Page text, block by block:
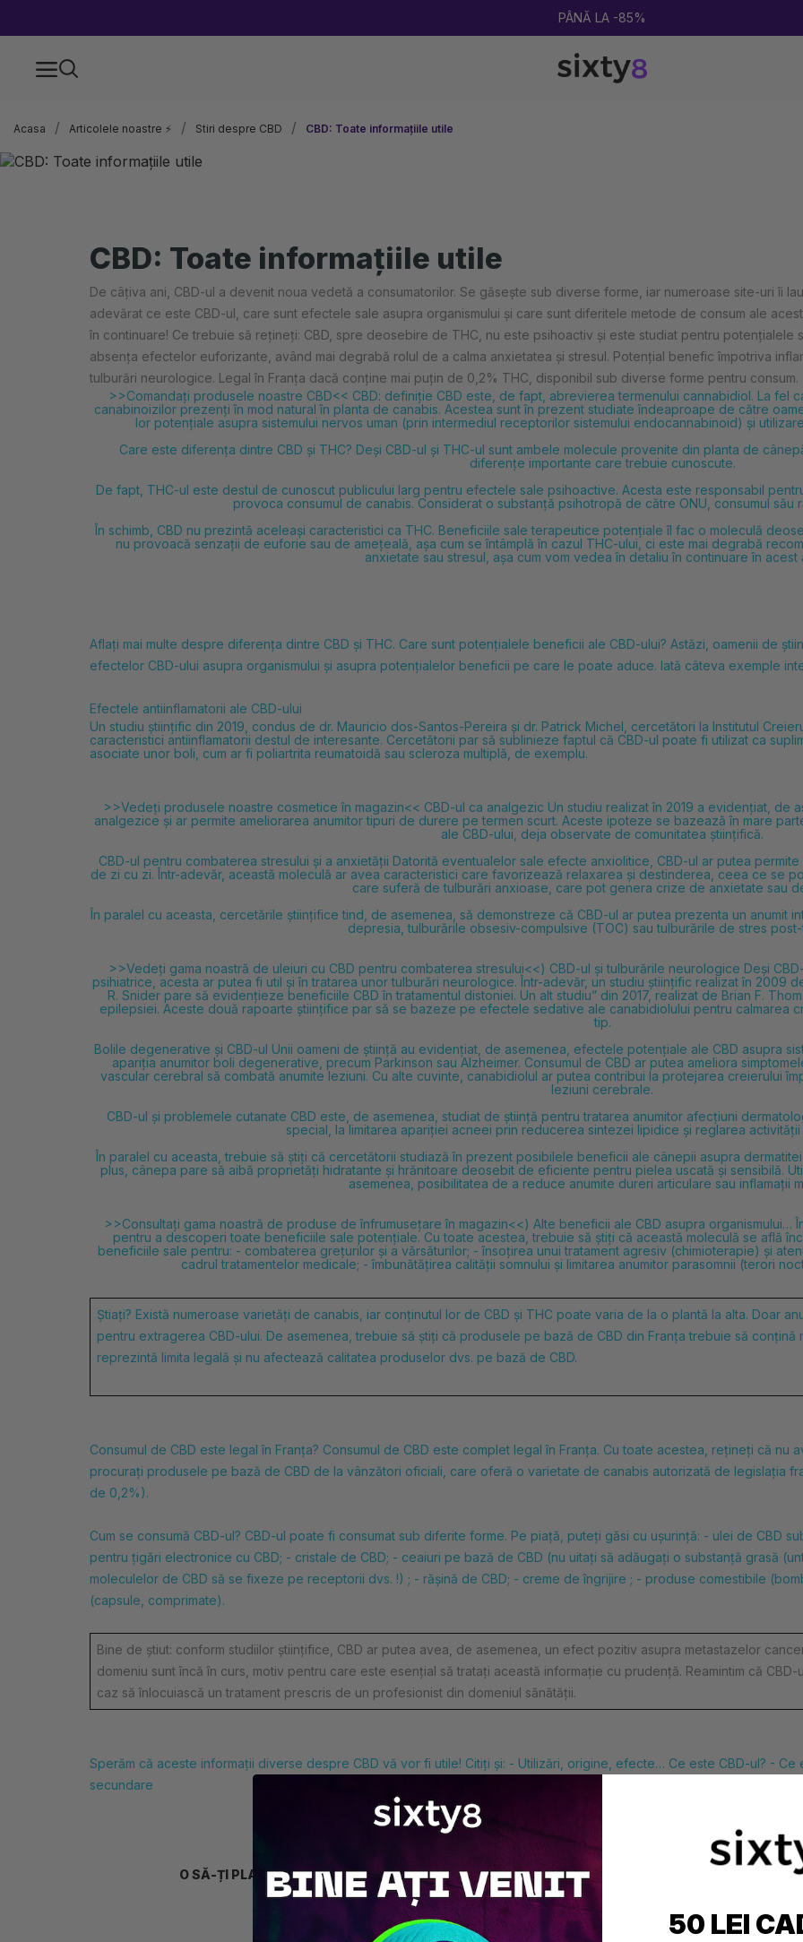
2 CUMPĂRATE = 1 CADOU
Acasa Articolele noastre ⚡ Stiri despre CBD CBD: Toate informațiile utile
CBD: Toate informațiile utile
De câțiva ani, CBD-ul a devenit noua vedetă a consumatorilor. Se găsește sub diverse forme, iar numeroase site-uri îi
adevărat ce este CBD-ul, care sunt efectele sale asupra organismului și care sunt diferitele metode de consum ale
în continuare! Ce trebuie să rețineți: CBD, spre deosebire de THC, nu este psihoactiv și este studiat pentru
absența efectelor euforizante, având mai degrabă rolul de a calma anxietatea și stresul. Potențial benefic împotriva
tulburări neurologice. Legal în Franța dacă conține mai puțin de 0,2% THC, disponibil sub diverse forme pentru consum.
>>Comandați produsele noastre CBD<< CBD: definiție CBD este, de fapt, abrevierea termenului cannabidiol. La fel
canabinoizilor prezenți în mod natural în planta de canabis. Acestea sunt în prezent studiate îndeaproape de către
lor potențiale asupra sistemului nervos uman (prin intermediul receptorilor sistemului endocannabinoid) și
Care este diferența dintre CBD și THC? Deși CBD-ul și THC-ul sunt ambele molecule provenite din planta de
diferențe importante care trebuie cunoscute.
De fapt, THC-ul este destul de cunoscut publicului larg pentru efectele sale psihoactive. Acesta este responsabil
provoca consumul de canabis. Considerat o substanță psihotropă de către ONU, consumul său
În schimb, CBD nu prezintă aceleași caracteristici ca THC. Beneficiile sale terapeutice potențiale îl fac o moleculă
nu provoacă senzații de euforie sau de amețeală, așa cum se întâmplă în cazul THC-ului, ci este mai degrabă
anxietate sau stresul, așa cum vom vedea în detaliu în continuare în acest
Aflați mai multe despre diferența dintre CBD și THC. Care sunt potențialele beneficii ale CBD-ului? Astăzi, oamenii de
efectelor CBD-ului asupra organismului și asupra potențialelor beneficii pe care le poate aduce. Iată câteva exemple
Efectele antiinflamatorii ale CBD-ului
Un studiu științific din 2019, condus de dr. Mauricio dos-Santos-Pereira și dr. Patrick Michel, cercetători la Institutul
caracteristici antiinflamatorii destul de interesante. Cercetătorii par să sublinieze faptul că CBD-ul poate fi utilizat ca
asociate unor boli, cum ar fi poliartrita reumatoidă sau scleroza multiplă, de exemplu.
>>Vedeți produsele noastre cosmetice în magazin<< CBD-ul ca analgezic Un studiu realizat în 2019 a evidențiat, de
analgezice și ar permite ameliorarea anumitor tipuri de durere pe termen scurt. Aceste ipoteze se bazează în mare
ale CBD-ului, deja observate de comunitatea științifică.
CBD-ul pentru combaterea stresului și a anxietății Datorită eventualelor sale efecte anxiolitice, CBD-ul ar putea
de zi cu zi. Într-adevăr, această moleculă ar avea caracteristici care favorizează relaxarea și destinderea, ceea ce se
care suferă de tulburări anxioase, care pot genera crize de anxietate sau
În paralel cu aceasta, cercetările științifice tind, de asemenea, să demonstreze că CBD-ul ar putea prezenta un anumit
depresia, tulburările obsesiv-compulsive (TOC) sau tulburările de stres post-
>>Vedeți gama noastră de uleiuri cu CBD pentru combaterea stresului<<) CBD-ul și tulburările neurologice Deși
psihiatrice, acesta ar putea fi util și în tratarea unor tulburări neurologice. Într-adevăr, un studiu științific realizat în 2009
R. Snider pare să evidențieze beneficiile CBD în tratamentul distoniei. Un alt studiu” din 2017, realizat de Brian F.
epilepsiei. Aceste două rapoarte științifice par să se bazeze pe efectele sedative ale canabidiolului pentru calmarea
tip.
Bolile degenerative și CBD-ul Unii oameni de știință au evidențiat, de asemenea, efectele potențiale ale CBD asupra
apariția anumitor boli degenerative, precum Parkinson sau Alzheimer. Consumul de CBD ar putea ameliora
vascular cerebral să combată anumite leziuni. Cu alte cuvinte, canabidiolul ar putea contribui la protejarea creierului
leziuni cerebrale.
CBD-ul și problemele cutanate CBD este, de asemenea, studiat de știință pentru tratarea anumitor afecțiuni
special, la limitarea apariției acneei prin reducerea sintezei lipidice și reglarea
În paralel cu aceasta, trebuie să știți că cercetătorii studiază în prezent posibilele beneficii ale cânepii asupra
plus, cânepa pare să aibă proprietăți hidratante și hrănitoare deosebit de eficiente pentru pielea uscată și sensibilă.
asemenea, posibilitatea de a reduce anumite dureri articulare sau inflamații
>>Consultați gama noastră de produse de înfrumusețare în magazin<<) Alte beneficii ale CBD asupra organismului…
pentru a descoperi toate beneficiile sale potențiale. Cu toate acestea, trebuie să știți că această moleculă se află
beneficiile sale pentru: - combaterea grețurilor și a vărsăturilor; - însoțirea unui tratament agresiv (chimioterapie) și
cadrul tratamentelor medicale; - îmbunătățirea calității somnului și limitarea anumitor parasomnii (terori
Știați? Există numeroase varietăți de canabis, iar conținutul lor de CBD și THC poate varia de la o plantă la alta. Doar
pentru extragerea CBD-ului. De asemenea, trebuie să știți că produsele pe bază de CBD din Franța trebuie să
reprezintă limita legală și nu afectează calitatea produselor dvs. pe bază de CBD.
Consumul de CBD este legal în Franța? Consumul de CBD este complet legal în Franța. Cu toate acestea, rețineți că nu
procurați produsele pe bază de CBD de la vânzători oficiali, care oferă o varietate de canabis autorizată de legislația
de 0,2%).
Cum se consumă CBD-ul? CBD-ul poate fi consumat sub diferite forme. Pe piață, puteți găsi cu ușurință: - ulei de CBD
pentru țigări electronice cu CBD; - cristale de CBD; - ceaiuri pe bază de CBD (nu uitați să adăugați o substanță grasă
moleculelor de CBD să se fixeze pe receptorii dvs. !) ; - rășină de CBD; - creme de îngrijire ; - produse comestibile
(capsule, comprimate).
Bine de știut: conform studiilor științifice, CBD ar putea avea, de asemenea, un efect pozitiv asupra metastazelor
domeniu sunt încă în curs, motiv pentru care este esențial să tratați această informație cu prudență. Reamintim că
caz să înlocuiască un tratament prescris de un profesionist din domeniul sănătății.
Sperăm că aceste informații diverse despre CBD vă vor fi utile! Citiți și: - Utilizări, origine, efecte… Ce este CBD-ul? - Ce
secundare
O SĂ-ȚI PLACĂ ȘI ⚡
50 LEI